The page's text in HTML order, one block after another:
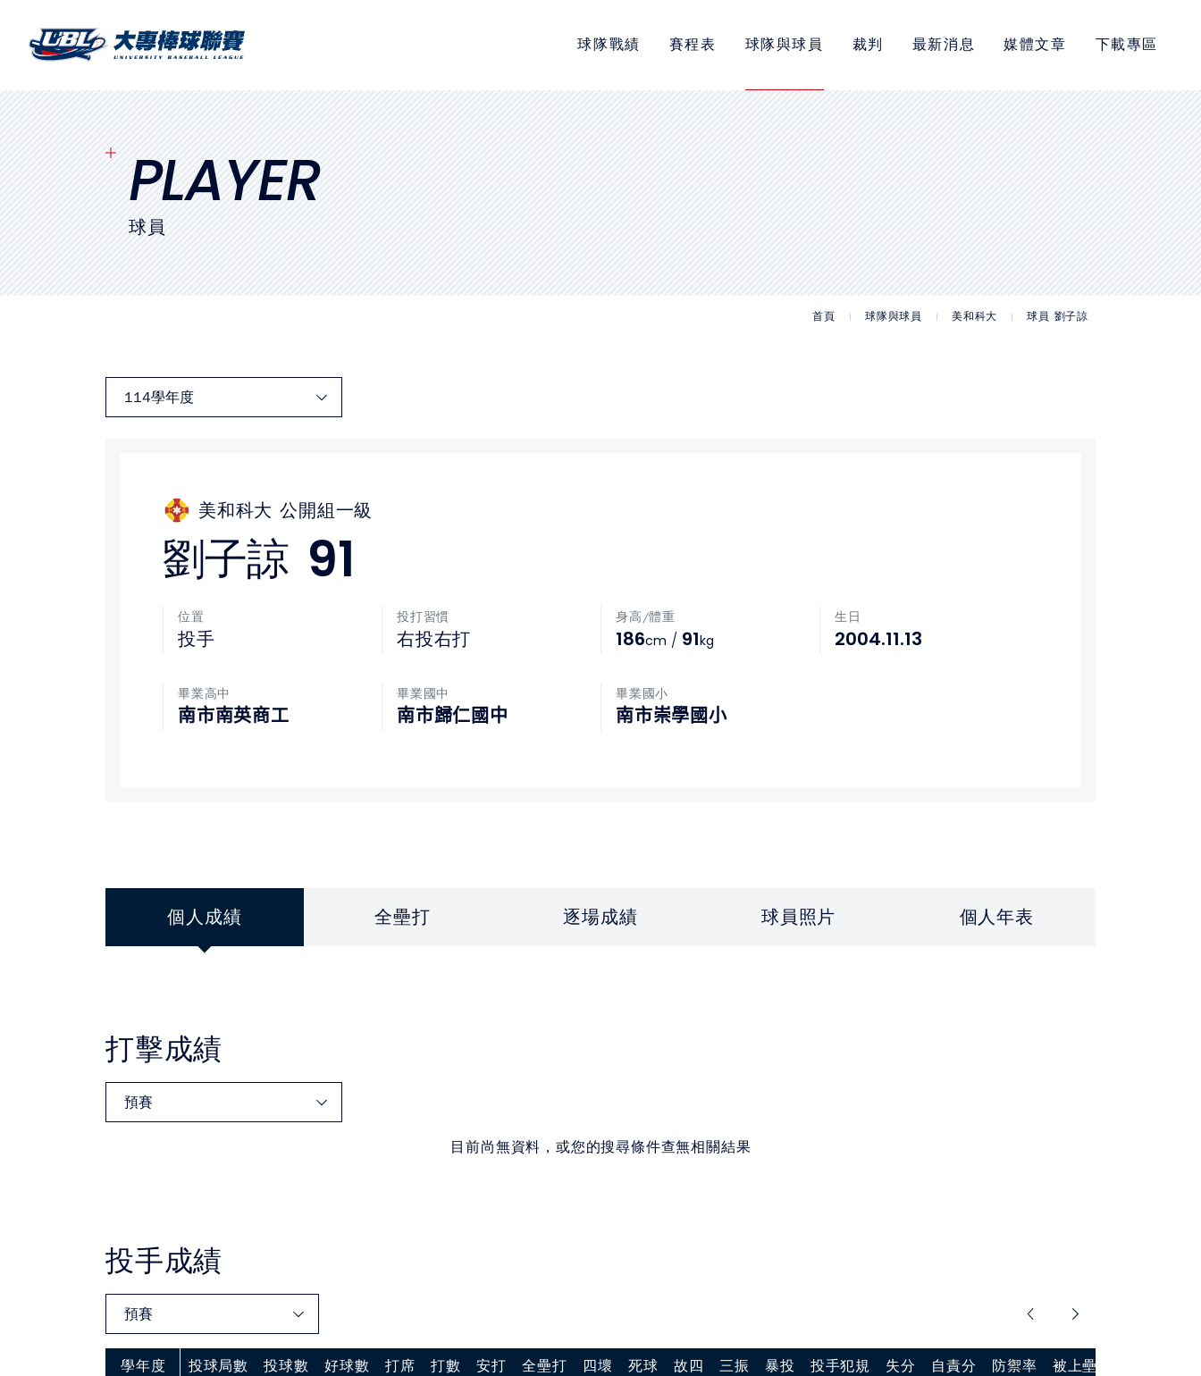
球隊戰績 賽程表 球隊與球員 裁判 最新消息 媒體文章 下載專區
SITEMAP
首頁
球隊戰績
賽程表
球隊與球員
裁判
最新消息
隱私權政策
網站使用條款
LINK
教育部體育署
中華民國大專院校體育總會
PLAYER
球員
首頁 球隊與球員 美和科大 球員 劉子諒
美和科大 公開組一級
劉子諒 91
位置
投手
投打習慣
右投右打
身高/體重
186cm / 91kg
生日
2004.11.13
畢業高中
南市南英商工
畢業國中
南市歸仁國中
畢業國小
南市崇學國小
個人成績 全壘打 逐場成績 球員照片 個人年表
打擊成績
目前尚無資料，或您的搜尋條件查無相關結果
投手成績
學年度 投球局數 投球數 好球數 打席 打數 安打 全壘打 四壞 死球 故四 三振 暴投 投手犯規 失分 自責分 防禦率 被上壘率